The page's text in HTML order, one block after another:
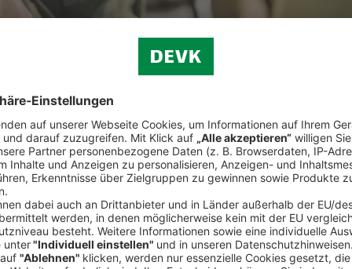
Vorsorge trägt die betriebliche Altersvorsorge zu einem